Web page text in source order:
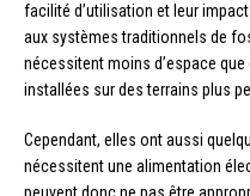
facilité d’utilisation et leur
aux systèmes traditionnels de
nécessitent moins d’espace
installées sur des terrains plus
Cependant, elles ont aussi
nécessitent une alimentation